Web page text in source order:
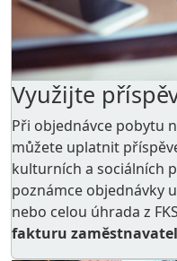
Využijte
Při objednávce pobytu
můžete uplatnit
kulturních a sociálních
poznámce objednávky
nebo celou úhrada z
fakturu